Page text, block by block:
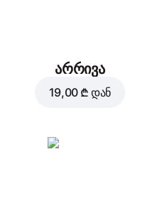
არრივა
19,00 ₾ დან